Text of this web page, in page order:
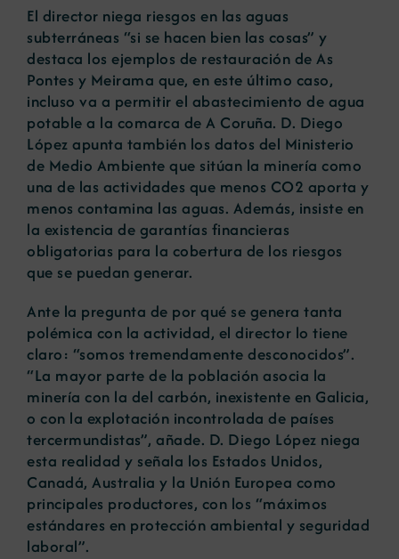
El director niega riesgos en las aguas
subterráneas “si se hacen bien las cosas” y
destaca los ejemplos de restauración de As
Pontes y Meirama que, en este último caso,
incluso va a permitir el abastecimiento de agua
potable a la comarca de A Coruña. D. Diego
López apunta también los datos del Ministerio
de Medio Ambiente que sitúan la minería como
una de las actividades que menos CO2 aporta y
menos contamina las aguas. Además, insiste en
la existencia de garantías financieras
obligatorias para la cobertura de los riesgos
que se puedan generar.
Ante la pregunta de por qué se genera tanta
polémica con la actividad, el director lo tiene
claro: “somos tremendamente desconocidos”.
“La mayor parte de la población asocia la
minería con la del carbón, inexistente en Galicia,
o con la explotación incontrolada de países
tercermundistas”, añade. D. Diego López niega
esta realidad y señala los Estados Unidos,
Canadá, Australia y la Unión Europea como
principales productores, con los “máximos
estándares en protección ambiental y seguridad
laboral”.